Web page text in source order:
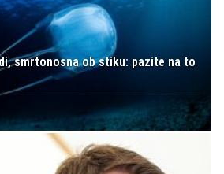
smrtonosna ob stiku: pazite na to